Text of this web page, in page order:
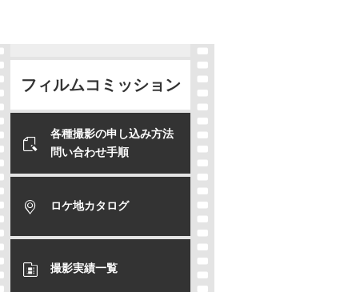
フィルムコミッション
各種撮影の申し込み方法
問い合わせ手順
ロケ地カタログ
撮影実績一覧